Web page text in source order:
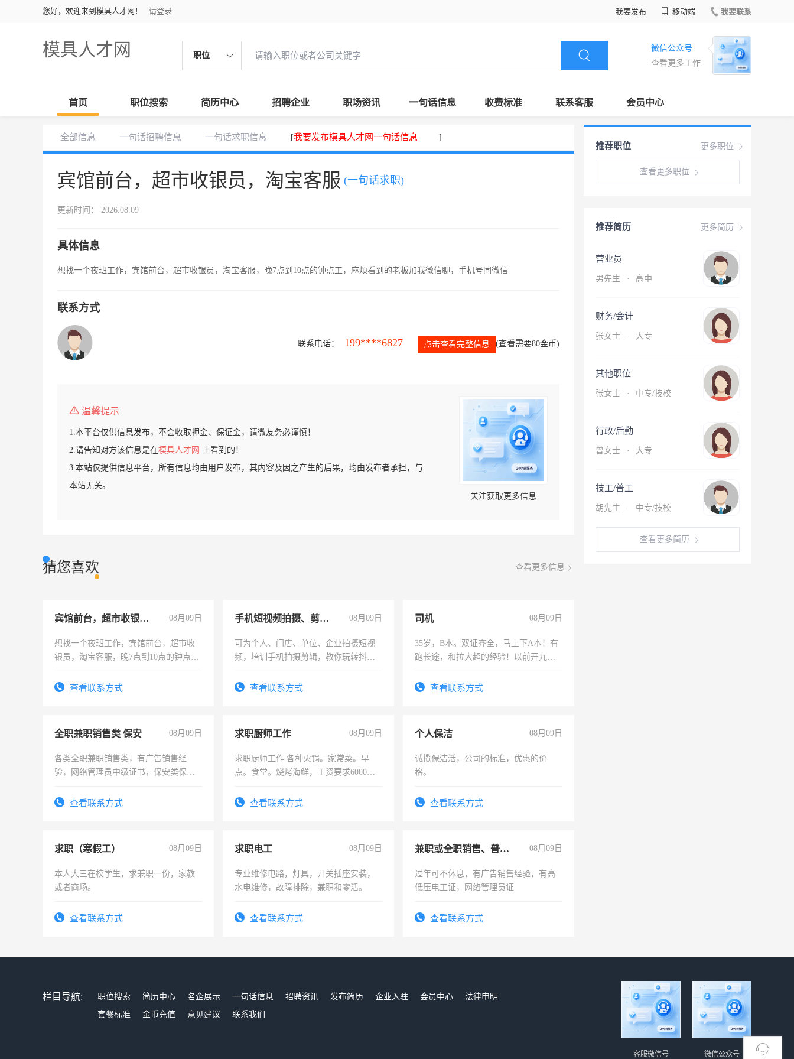
您好，欢迎来到模具人才网！ 请登录 我要发布 移动端 我要联系
模具人才网 职位
微信公众号
查看更多工作
首页 职位搜索 简历中心 招聘企业 职场资讯 一句话信息 收费标准 联系客服 会员中心
全部信息 一句话招聘信息 一句话求职信息 [我要发布模具人才网一句话信息 ]
宾馆前台，超市收银员，淘宝客服 (一句话求职)
更新时间： 2026.08.09
具体信息
想找一个夜班工作，宾馆前台，超市收银员，淘宝客服，晚7点到10点的钟点工，麻烦看到的老板加我微信聊，手机号同微信
联系方式
联系电话： 199****6827 点击查看完整信息 (查看需要80金币)
温馨提示
1.本平台仅供信息发布，不会收取押金、保证金，请微友务必谨慎！
2.请告知对方该信息是在模具人才网
上看到的！
3.本站仅提供信息平台，所有信息均由用户发布，其内容及因之产生的后果，均由发布者承担，与
本站无关。
关注获取更多信息
猜您喜欢 查看更多信息
宾馆前台，超市收银员，淘宝客服 08月09日
想找一个夜班工作，宾馆前台，超市收
银员，淘宝客服，晚7点到10点的钟点
号同微信查看联系方式
手机短视频拍摄、剪辑、抖音快手 08月09日
可为个人、门店、单位、企业拍摄短视
频，培训手机拍摄剪辑，教你玩转抖音
频，培训手机拍摄剪辑，教你玩转抖
查看联系方式
司机 08月09日
35岁，B本。双证齐全，马上下A本！有
跑长途，和拉大超的经验！以前开九米
查看联系方式
全职兼职销售类 保安 08月09日
各类全职兼职销售类，有广告销售经
验，网络管理员中级证书，保安类保安
有高低压电工证和十几年工作经验
查看联系方式
求职厨师工作 08月09日
求职厨师工作 各种火锅。家常菜。早
点。食堂。烧烤海鲜，工资要求6000以
查看联系方式
个人保洁 08月09日
诚揽保洁活，公司的标准，优惠的价
格。
查看联系方式
求职（寒假工） 08月09日
本人大三在校学生，求兼职一份，家教
或者商场。
查看联系方式
求职电工 08月09日
专业维修电路，灯具，开关插座安装，
水电维修，故障排除，兼职和零活。
查看联系方式
兼职或全职销售、普工、维修 08月09日
过年可不休息，有广告销售经验，有高
低压电工证，网络管理员证
查看联系方式
更多职位
推荐职位
查看更多职位
更多简历
推荐简历
营业员
男先生 · 高中
财务/会计
张女士 · 大专
其他职位
张女士 · 中专/技校
行政/后勤
曾女士 · 大专
技工/普工
胡先生 · 中专/技校
查看更多简历
栏目导航: 职位搜索 简历中心 名企展示 一句话信息 招聘资讯 发布简历 企业入驻 会员中心
法律申明
套餐标准
金币充值 意见建议 联系我们
微信公众号
客服微信号